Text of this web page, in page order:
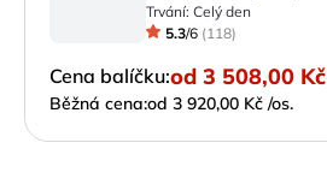
Trvání: Celý den
5.3/6 (118)
Cena balíčku:od 3 508,00 Kč
Běžná cena:od 3 920,00 Kč /os.